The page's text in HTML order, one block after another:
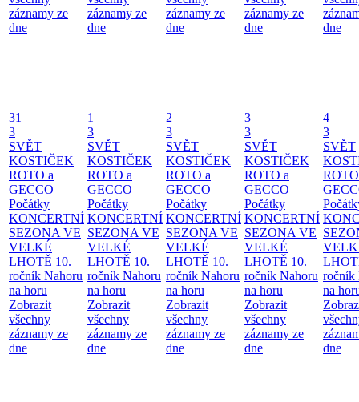
záznamy ze
dne
záznamy ze
dne
záznamy ze
dne
záznamy ze
dne
dne
31
3
SVĚT
KOSTIČEK
ROTO a
GECCO
Počátky
KONCERTNÍ
SEZONA VE
VELKÉ
LHOTĚ 10.
ročník Nahoru
na horu
Zobrazit
všechny
záznamy ze
dne
1
3
SVĚT
KOSTIČEK
ROTO a
GECCO
Počátky
KONCERTNÍ
SEZONA VE
VELKÉ
LHOTĚ 10.
ročník Nahoru
na horu
Zobrazit
všechny
záznamy ze
dne
2
3
SVĚT
KOSTIČEK
ROTO a
GECCO
Počátky
KONCERTNÍ
SEZONA VE
VELKÉ
LHOTĚ 10.
ročník Nahoru
na horu
Zobrazit
všechny
záznamy ze
dne
3
3
SVĚT
KOSTIČEK
ROTO a
GECCO
Počátky
KONCERTNÍ
SEZONA VE
VELKÉ
LHOTĚ 10.
ročník Nahoru
na horu
Zobrazit
všechny
záznamy ze
dne
4
3
SVĚT
ročník
na
dne